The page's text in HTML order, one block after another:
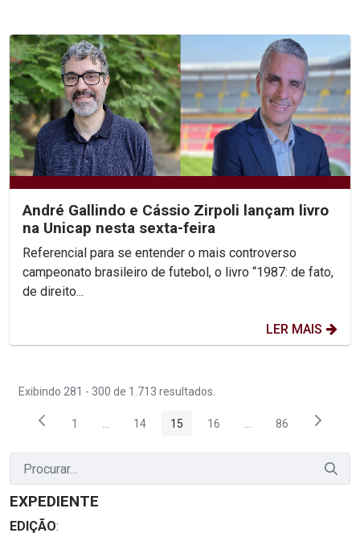
André Gallindo e Cássio Zirpoli lançam livro
na Unicap nesta sexta-feira
Referencial para se entender o mais controverso
campeonato brasileiro de futebol, o livro “1987: de fato,
de direito...
LER MAIS
Exibindo 281 - 300 de 1.713 resultados.
Página
1 ...Páginas intermediárias Usar ABA para navegar.
Página
14 Página
15 Página
16 ...PáginasPágina
86
EXPEDIENTE
EDIÇÃO: